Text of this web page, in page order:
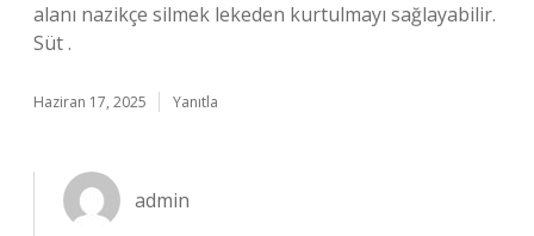
alanı nazikçe silmek lekeden kurtulmayı sağlayabilir.
Süt .
Haziran 17, 2025 Yanıtla
admin